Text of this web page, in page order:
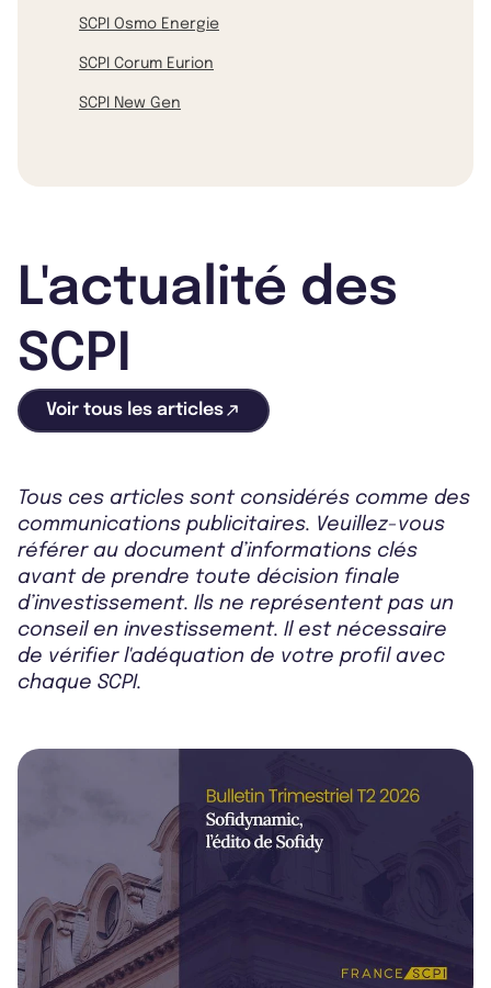
SCPI Osmo Energie
SCPI Corum Eurion
SCPI New Gen
L'actualité des
SCPI
Voir tous les articles
Tous ces articles sont considérés comme des
communications publicitaires. Veuillez-vous
référer au document d’informations clés
avant de prendre toute décision finale
d’investissement. Ils ne représentent pas un
conseil en investissement. Il est nécessaire
de vérifier l'adéquation de votre profil avec
chaque SCPI.